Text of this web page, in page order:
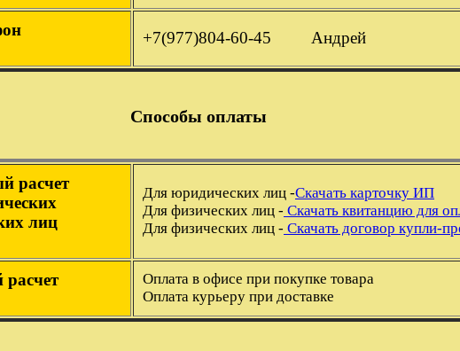
+7(977)804-60-45 Андрей
Способы оплаты
расчет
лиц
Для юридических лиц -Скачать карточку ИП
Для физических лиц - Скачать квитанцию для
Для физических лиц - Скачать договор купли-
Оплата в офисе при покупке товара
Оплата курьеру при доставке